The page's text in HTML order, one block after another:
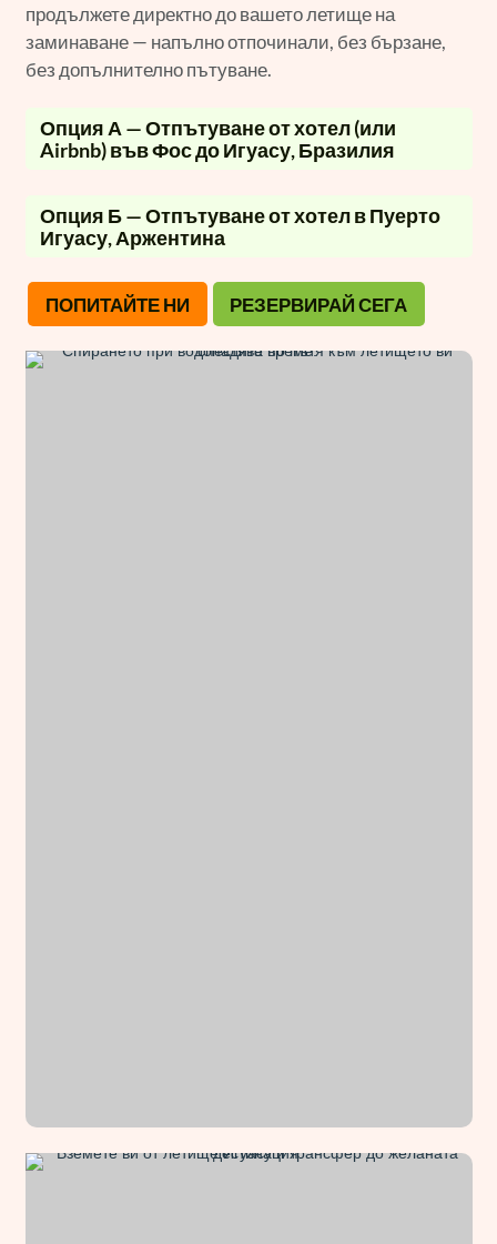
продължете директно до вашето летище на
заминаване — напълно отпочинали, без бързане,
без допълнително пътуване.
Опция А — Отпътуване от хотел (или
Airbnb) във Фос до Игуасу, Бразилия
Опция Б — Отпътуване от хотел в Пуерто
Игуасу, Аржентина
ПОПИТАЙТЕ НИ РЕЗЕРВИРАЙ СЕГА